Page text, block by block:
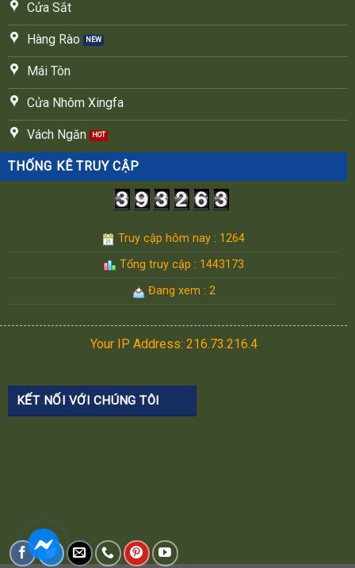
Cửa Sắt
Hàng Rào
Mái Tôn
Cửa Nhôm Xingfa
Vách Ngăn
THỐNG KÊ TRUY CẬP
Truy cập hôm nay : 1264
Tổng truy cập : 1443173
Đang xem : 2
Your IP Address: 216.73.216.4
KẾT NỐI VỚI CHÚNG TÔI